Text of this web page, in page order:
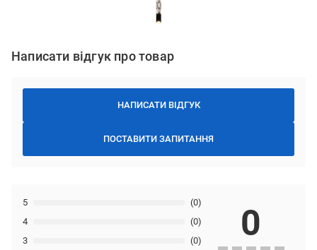
Написати відгук про товар
НАПИСАТИ ВІДГУК
ПОСТАВИТИ ЗАПИТАННЯ
3 (0)
4 (0)
5 (0)
0